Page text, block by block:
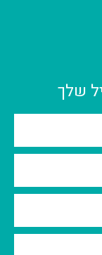
שלך